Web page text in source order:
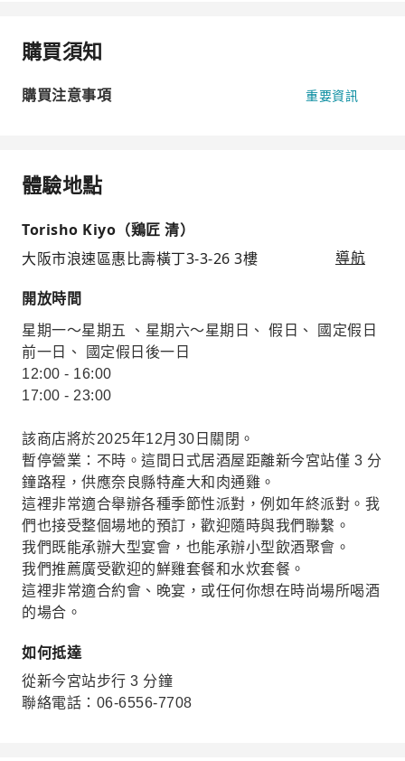
購買須知
購買注意事項 重要資訊
體驗地點
Torisho Kiyo（鶏匠 清）
大阪市浪速區惠比壽橫丁3-3-26 3樓
導航
開放時間
星期一～星期五 、星期六～星期日、 假日、 國定假日
前一日、 國定假日後一日
12:00 - 16:00
17:00 - 23:00
該商店將於2025年12月30日關閉。
暫停營業：不時。這間日式居酒屋距離新今宮站僅 3 分
鐘路程，供應奈良縣特產大和肉通雞。
這裡非常適合舉辦各種季節性派對，例如年終派對。我
們也接受整個場地的預訂，歡迎隨時與我們聯繫。
我們既能承辦大型宴會，也能承辦小型飲酒聚會。
我們推薦廣受歡迎的鮮雞套餐和水炊套餐。
這裡非常適合約會、晚宴，或任何你想在時尚場所喝酒
的場合。
如何抵達
從新今宮站步行 3 分鐘
聯絡電話：06-6556-7708